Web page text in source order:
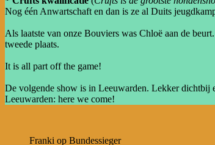
Nog één Anwartschaft en dan is ze al Duits
Als laatste van onze Bouviers was Chloë aan de
tweede plaats.
It is all part off the game!
De volgende show is in Leeuwarden. Lekker dichtbij
Leeuwarden: here we come!
Franki op Bundessieger